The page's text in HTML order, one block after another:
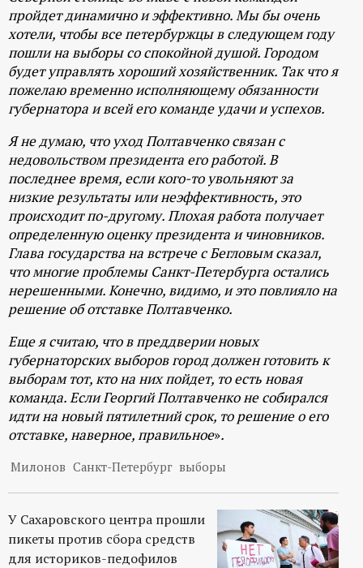
л
пройдет динамично и эффективно. Мы бы очень
хотели, чтобы все петербуржцы в следующем году
пошли на выборы со спокойной душой. Городом
будет управлять хороший хозяйственник. Так что я
пожелаю временно исполняющему обязанности
губернатора и всей его команде удачи и успехов.
Я не думаю, что уход Полтавченко связан с
недовольством президента его работой. В
последнее время, если кого-то увольняют за
низкие результаты или неэффективность, это
происходит по-другому. Плохая работа получает
определенную оценку президента и чиновников.
Глава государства на встрече с Бегловым сказал,
что многие проблемы Санкт-Петербурга остались
нерешенными. Конечно, видимо, и это повлияло на
решение об отставке Полтавченко.
Еще я считаю, что в преддверии новых
губернаторских выборов город должен готовить к
выборам тот, кто на них пойдет, то есть новая
команда. Если Георгий Полтавченко не собирался
идти на новый пятилетний срок, то решение о его
отставке, наверное, правильное».
Милонов Санкт-Петербург выборы
У Сахаровского центра прошли
пикеты против сбора средств
для историков-педофилов